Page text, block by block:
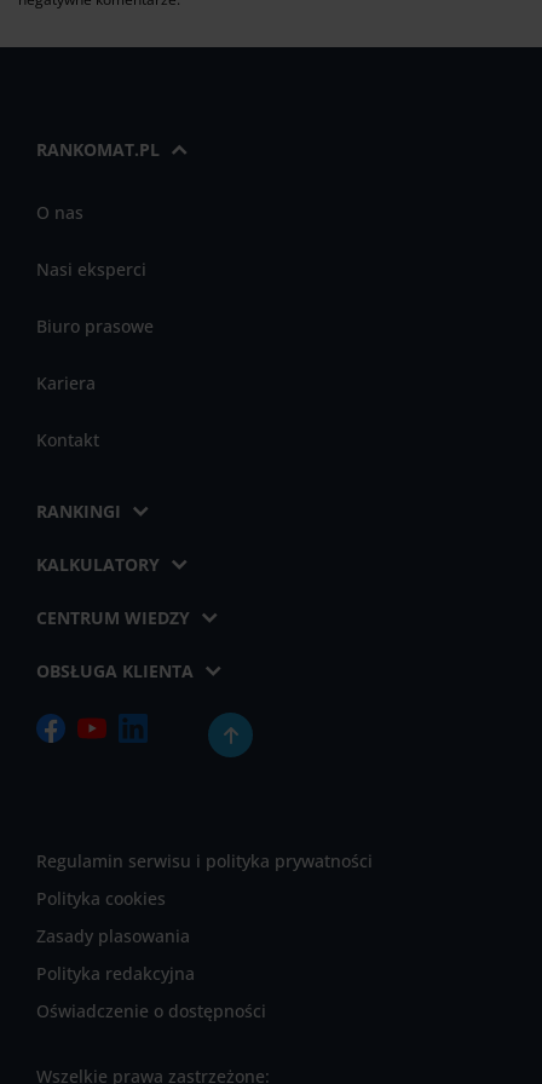
RANKOMAT.PL
O nas
Nasi eksperci
Biuro prasowe
Kariera
Kontakt
RANKINGI
KALKULATORY
CENTRUM WIEDZY
OBSŁUGA KLIENTA
Regulamin serwisu i polityka prywatności
Polityka cookies
Zasady plasowania
Polityka redakcyjna
Oświadczenie o dostępności
Wszelkie prawa zastrzeżone: